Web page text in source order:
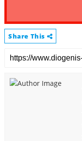
Share This